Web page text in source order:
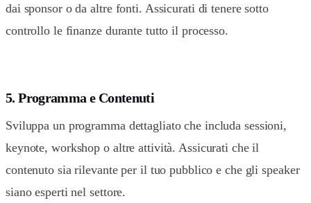
dai sponsor o da altre fonti. Assicurati di tenere sotto
controllo le finanze durante tutto il processo.
5. Programma e Contenuti
Sviluppa un programma dettagliato che includa sessioni,
keynote, workshop o altre attività. Assicurati che il
contenuto sia rilevante per il tuo pubblico e che gli speaker
siano esperti nel settore.